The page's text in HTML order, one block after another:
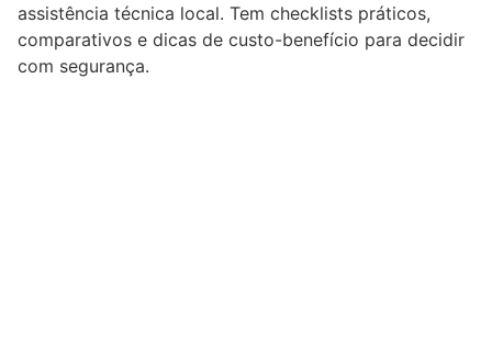
assistência técnica local. Tem checklists práticos,
comparativos e dicas de custo-benefício para decidir
com segurança.